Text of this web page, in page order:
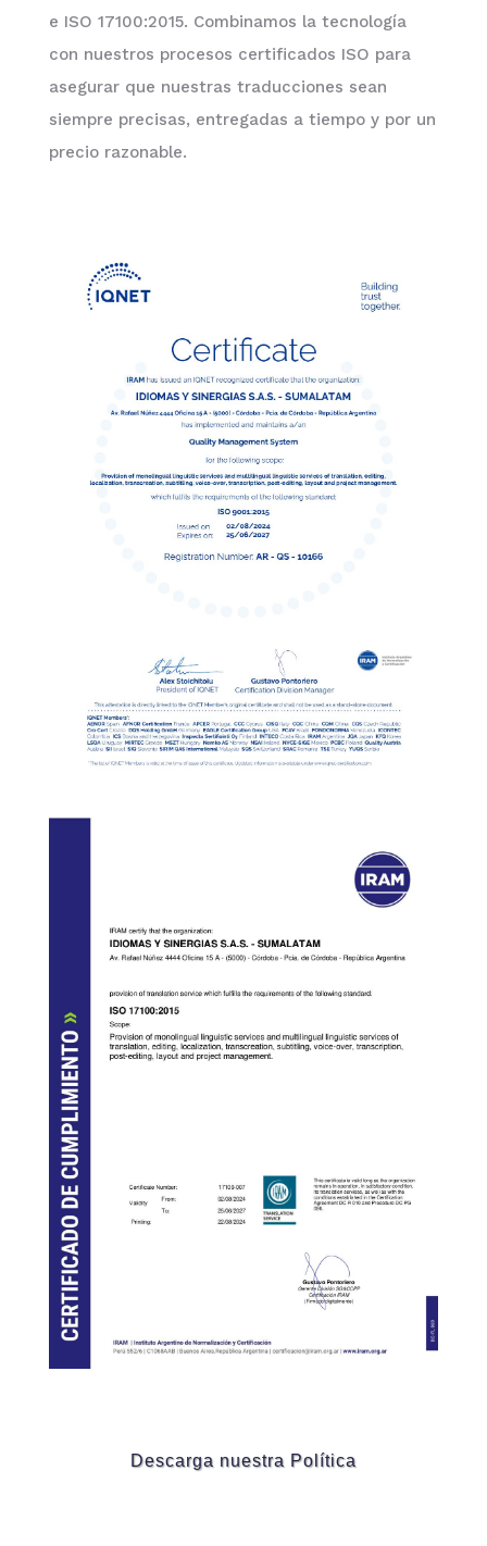
e ISO 17100:2015. Combinamos la tecnología
con nuestros procesos certificados ISO para
asegurar que nuestras traducciones sean
siempre precisas, entregadas a tiempo y por un
precio razonable.
Descarga nuestra Política